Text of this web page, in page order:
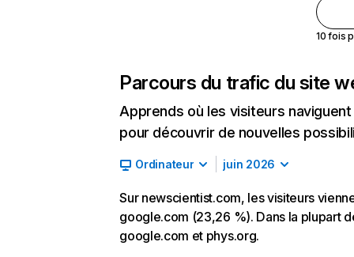
10 fois
Parcours du trafic du site
Apprends où les visiteurs
pour découvrir de nouvelles
Ordinateur juin 2026
Sur newscientist.com, les visiteurs
google.com (23,26 %). Dans la plupart
google.com et phys.org.